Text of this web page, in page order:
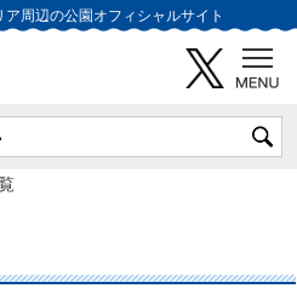
ア周辺の公園オフィシャルサイト